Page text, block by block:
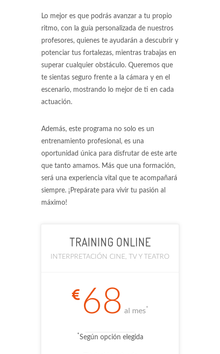
Lo mejor es que podrás avanzar a tu propio
ritmo, con la guía personalizada de nuestros
profesores, quienes te ayudarán a descubrir y
potenciar tus fortalezas, mientras trabajas en
superar cualquier obstáculo. Queremos que
te sientas seguro frente a la cámara y en el
escenario, mostrando lo mejor de ti en cada
actuación.
Además, este programa no solo es un
entrenamiento profesional, es una
oportunidad única para disfrutar de este arte
que tanto amamos. Más que una formación,
será una experiencia vital que te acompañará
siempre. ¡Prepárate para vivir tu pasión al
máximo!
TRAINING ONLINE
INTERPRETACIÓN CINE, TV Y TEATRO
68 al mes*
*Según opción elegida